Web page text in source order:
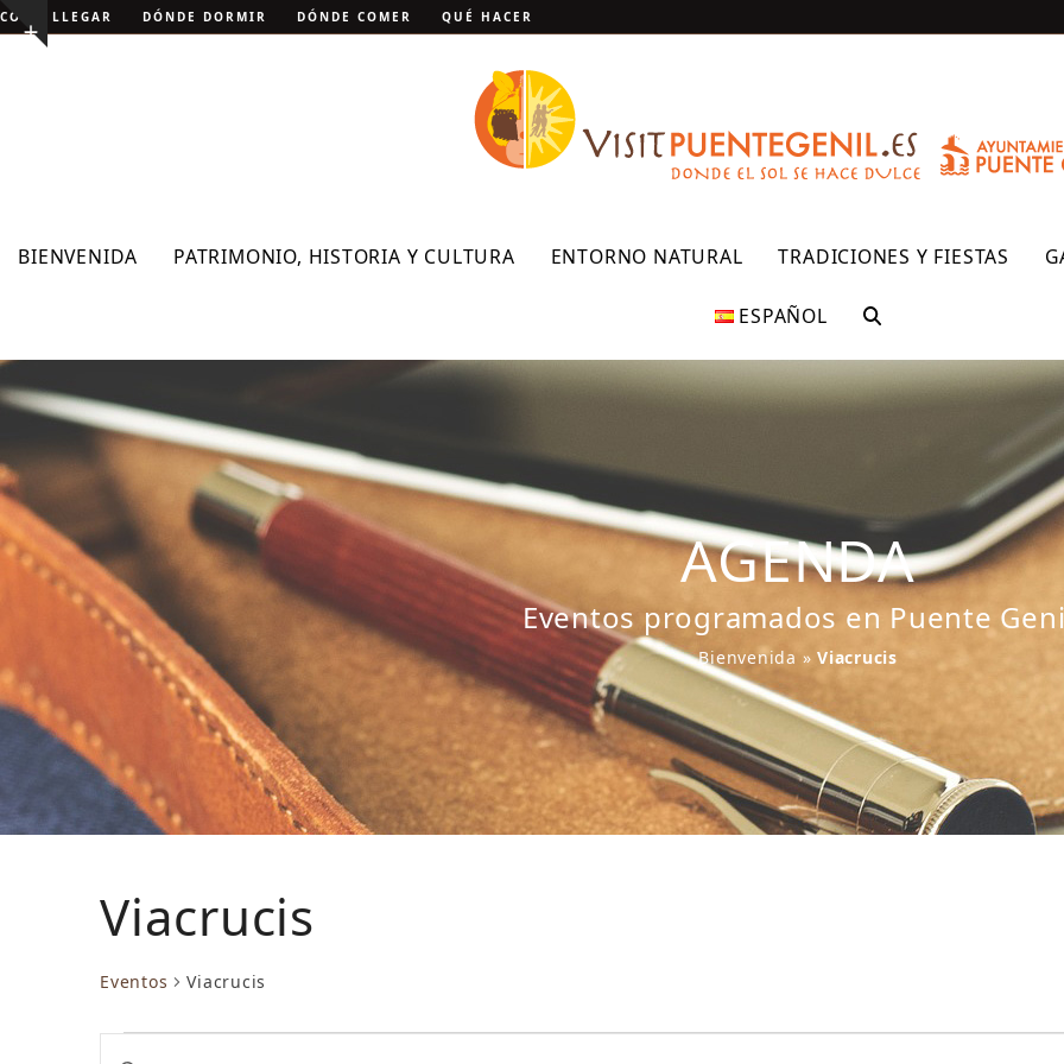
Skip
to Show
CÓMO LLEGAR DÓNDE DORMIR DÓNDE COMER QUÉ HACER
BIENVENIDA PATRIMONIO, HISTORIA Y CULTURA ENTORNO NATURAL TRADICIONES Y FIESTAS
ESPAÑOL
AGENDA
Eventos programados en Puente
Bienvenida » Viacrucis
Viacrucis
Eventos Viacrucis
N